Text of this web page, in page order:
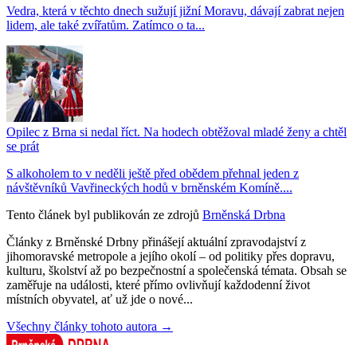
Vedra, která v těchto dnech sužují jižní Moravu, dávají zabrat nejen
lidem, ale také zvířatům. Zatímco o ta...
Opilec z Brna si nedal říct. Na hodech obtěžoval mladé ženy a chtěl
se prát
S alkoholem to v neděli ještě před obědem přehnal jeden z
návštěvníků Vavřineckých hodů v brněnském Komíně....
Tento článek byl publikován ze zdrojů Brněnská Drbna
Články z Brněnské Drbny přinášejí aktuální zpravodajství z
jihomoravské metropole a jejího okolí – od politiky přes dopravu,
kulturu, školství až po bezpečnostní a společenská témata. Obsah se
zaměřuje na události, které přímo ovlivňují každodenní život
místních obyvatel, ať už jde o nové...
Všechny články tohoto autora →